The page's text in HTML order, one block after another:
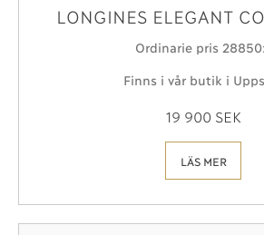
LONGINES ELEGANT
Ordinarie pris
Finns i vår butik i
19 900 SEK
LÄS MER